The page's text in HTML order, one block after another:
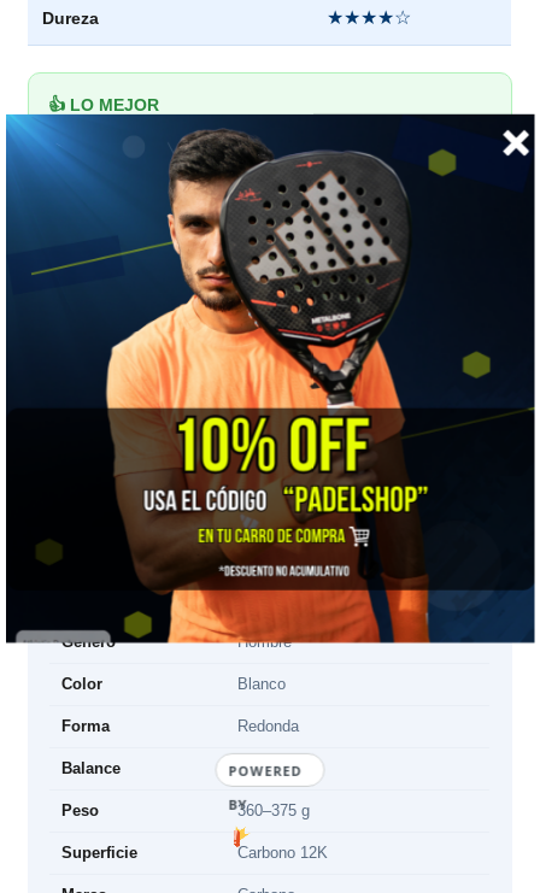
Dureza ★★★★☆
👍 LO MEJOR
Polivalencia total con confort reactivo: defiende con soltura y
ataca con velocidad eléctrica.
⚠️ A TENER EN CUENTA
Como todoterreno, no lleva al extremo ni el control seco ni la
potencia de las versiones especializadas.
🎯 ¿Para quién es?
Para jugadores que buscan una polivalente equilibrada de
gama alta. La versión de control más rígida es laNox AT10
Genius 18K 2026
📋 Ficha técnica
Nox
Género Hombre
Color Blanco
Forma Redonda
Balance Medio
Peso 360–375 g
Superficie Carbono 12K
POWERED
BY